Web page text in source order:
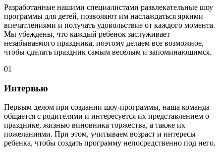
Разработанные нашими специалистами развлекательные шоу
программы для детей, позволяют им наслаждаться яркими
впечатлениями и получать удовольствие от каждого момента.
Мы убеждены, что каждый ребенок заслуживает
незабываемого праздника, поэтому делаем все возможное,
чтобы сделать праздник самым веселым и запоминающимся.
01
Интервью
Первым делом при создании шоу-программы, наша команда
общается с родителями и интересуется их представлением о
празднике, жизнью виновника торжества, а также их
пожеланиями. При этом, учитываем возраст и интересы
ребенка, чтобы создать программу непосредственно под него.